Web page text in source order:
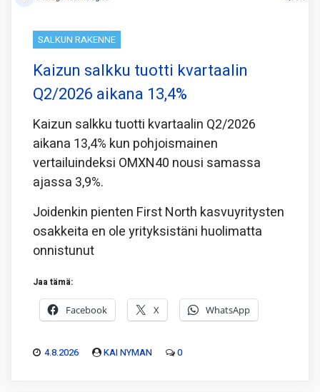
SALKUN RAKENNE
Kaizun salkku tuotti kvartaalin
Q2/2026 aikana 13,4%
Kaizun salkku tuotti kvartaalin Q2/2026
aikana 13,4% kun pohjoismainen
vertailuindeksi OMXN40 nousi samassa
ajassa 3,9%.
Joidenkin pienten First North kasvuyritysten
osakkeita en ole yrityksistäni huolimatta
onnistunut
Jaa tämä:
Facebook X WhatsApp
4.8.2026 KAI NYMAN 0